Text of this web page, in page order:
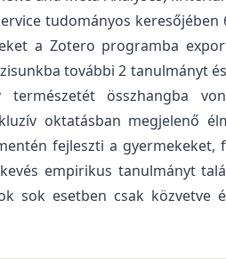
tudományos
a Zotero programba
további 2 tanulmányt
összhangba
oktatásban megjelenő
fejleszti a gyermekeket,
empirikus tanulmányt
sok esetben csak közvetve